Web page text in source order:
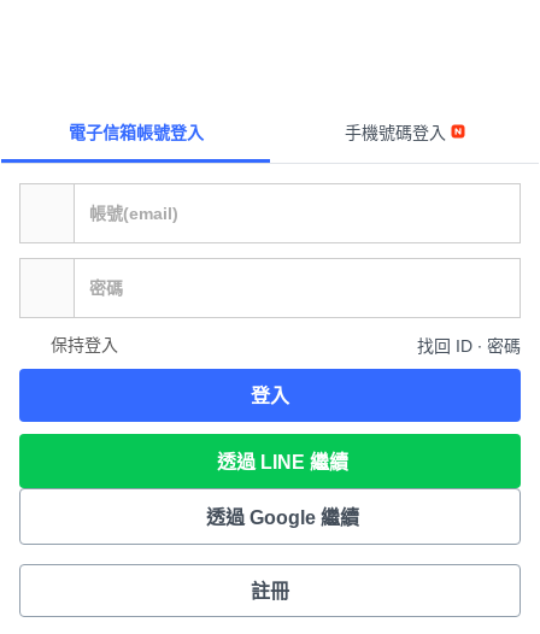
電子信箱帳號登入 手機號碼登入
保持登入 找回 ID ∙ 密碼
登入
透過 LINE 繼續
透過 Google 繼續
註冊